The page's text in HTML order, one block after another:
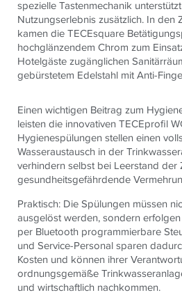
spezielle Tastenmechanik
Nutzungserlebnis zusätzlich. In den
kamen die TECEsquare
hochglänzendem Chrom zum
Hotelgäste zugänglichen
gebürstetem Edelstahl mit Anti-
Einen wichtigen Beitrag zum
leisten die innovativen TECEprofil
Hygienespülungen stellen einen
Wasseraustausch in der
verhindern selbst bei Leerstand der
gesundheitsgefährdende
Praktisch: Die Spülungen müssen
ausgelöst werden, sondern
per Bluetooth programmierbare
und Service-Personal sparen
Kosten und können ihrer
ordnungsgemäße
und wirtschaftlich nachkommen.